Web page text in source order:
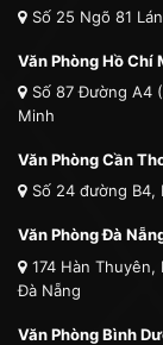
Số 25 Ngõ 81
Văn Phòng Hồ Chí
Số 87 Đường A4
Minh
Văn Phòng Cần
Số 24 đường B4,
Văn Phòng Đà
174 Hàn
Đà Nẵng
Văn Phòng Bình